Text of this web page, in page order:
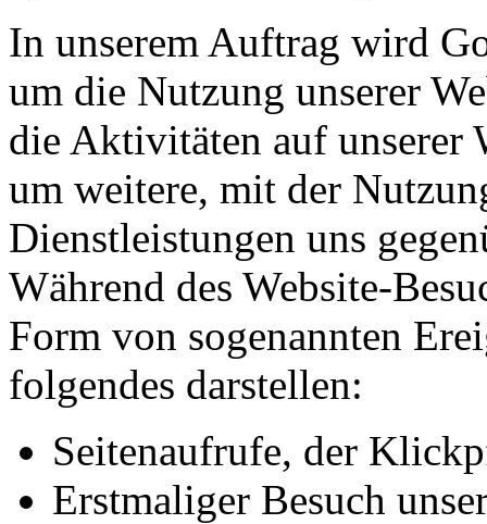
In unserem Auftrag wird
um die Nutzung unserer
die Aktivitäten auf unserer
um weitere, mit der
Dienstleistungen uns
Während des Website-
Form von sogenannten
folgendes darstellen:
Seitenaufrufe, der
Erstmaliger Besuch